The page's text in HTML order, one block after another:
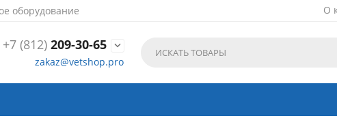
оборудование О
+7 (812)209-30-65 
zakaz@vetshop.pro